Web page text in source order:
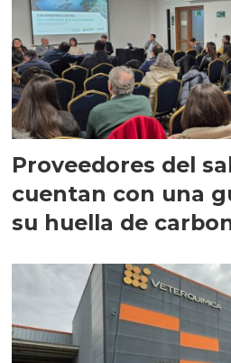
Proveedores del
cuentan con una
su huella de